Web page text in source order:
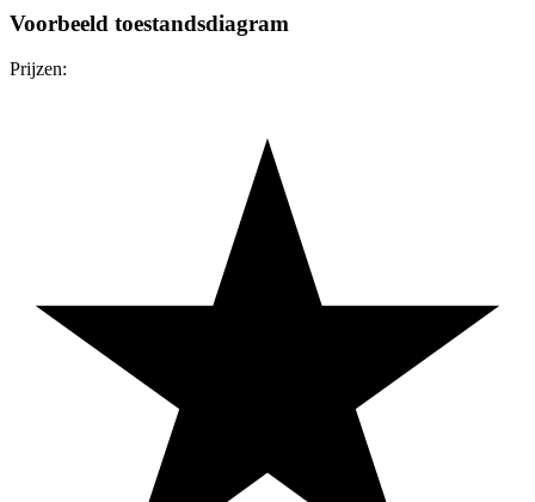
Voorbeeld toestandsdiagram
Prijzen: